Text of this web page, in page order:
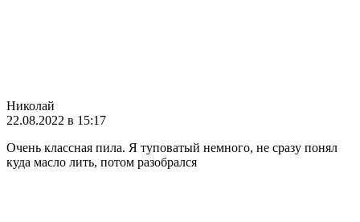
Николай
22.08.2022 в 15:17
Очень классная пила. Я туповатый немного, не сразу понял
куда масло лить, потом разобрался